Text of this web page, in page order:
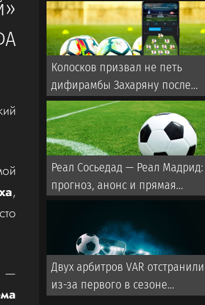
,
—
Яшина
Колосков призвал не петь
дифирамбы Захаряну после
первого гола в Примере
Реал Сосьедад — Реал Мадрид:
прогноз, анонс и прямая
февраля 2025 года
Двух арбитров VAR отстранили
из-за первого в сезоне